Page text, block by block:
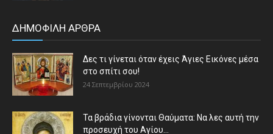
ΔΗΜΟΦΙΛΗ ΑΡΘΡΑ
Δες τι γίνεται όταν έχεις Άγιες Εικόνες μέσα
στο σπίτι σου!
24 Σεπτεμβρίου 2024
Τα βράδια γίνονται Θαύματα: Να λες αυτή την
προσευχή του Αγίου...